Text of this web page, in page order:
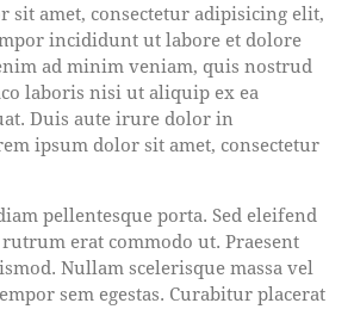
sit amet, consectetur adipisicing elit,
incididunt ut labore et dolore
ad minim veniam, quis nostrud
laboris nisi ut aliquip ex ea
Duis aute irure dolor in
ipsum dolor sit amet, consectetur
pellentesque porta. Sed eleifend
erat commodo ut. Praesent
Nullam scelerisque massa vel
sem egestas. Curabitur placerat